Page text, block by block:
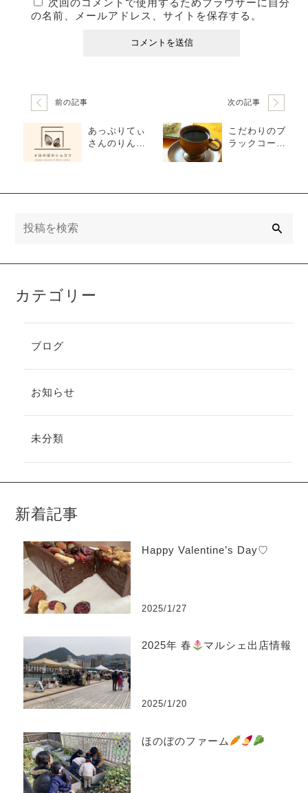
の名前、メールアドレス、サイトを保存する。
前の記事
あっぷりてぃ
さんのりんご
次の記事
こだわりのブ
ラックコーヒ
カテゴリー
ブログ
お知らせ
未分類
新着記事
Happy Valentine’s Day♡
2025/1/27
2025年 春 マルシェ出店情報
2025/1/20
ほのぼのファーム